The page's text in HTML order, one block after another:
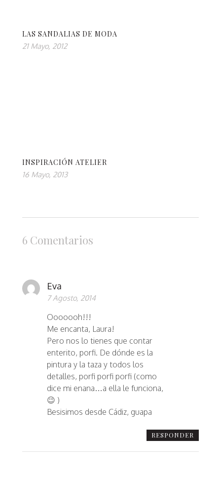
LAS SANDALIAS DE MODA
21 Mayo, 2012
INSPIRACIÓN ATELIER
16 Mayo, 2013
6 Comentarios
Eva
7 Agosto, 2014
Ooooooh!!!
Me encanta, Laura!
Pero nos lo tienes que contar
enterito, porfi. De dónde es la
pintura y la taza y todos los
detalles, porfi porfi porfi (como
dice mi enana…a ella le funciona,
😉 )
Besisimos desde Cádiz, guapa
RESPONDER